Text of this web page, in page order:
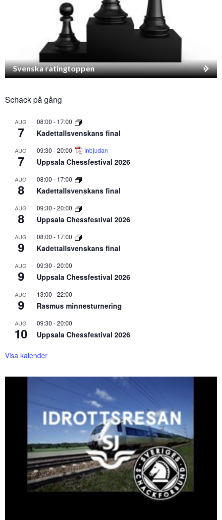
Svenska ratingtoppen
Schack på gång
AUG
7
08:00 - 17:00
Kadettallsvenskans final
AUG
7
09:30 -20:00 Inbjudan
Uppsala Chessfestival 2026
AUG
8
08:00 - 17:00
Kadettallsvenskans final
AUG
8
09:30 -20:00
Uppsala Chessfestival 2026
AUG
9
08:00 - 17:00
Kadettallsvenskans final
AUG
9
09:30 -20:00
Uppsala Chessfestival 2026
AUG
9
13:00 -22:00
Rasmus minnesturnering
AUG
10
09:30 -20:00
Uppsala Chessfestival 2026
Visa kalender